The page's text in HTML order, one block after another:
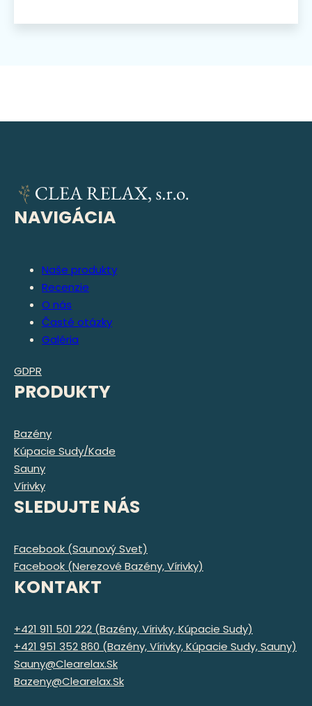
NAVIGÁCIA
Naše produkty
Recenzie
O nás
Časté otázky
Galéria
GDPR
PRODUKTY
Bazény
Kúpacie Sudy/kade
Sauny
Vírivky
SLEDUJTE NÁS
Facebook (Saunový Svet)
Facebook (Nerezové Bazény, Vírivky)
KONTAKT
+421 911 501 222 (bazény, Vírivky, Kúpacie Sudy)
+421 951 352 860 (bazény, Vírivky, Kúpacie Sudy, Sauny)
Sauny@clearelax.sk
Bazeny@clearelax.sk